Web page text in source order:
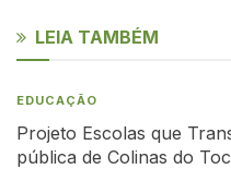
LEIA TAMBÉM
EDUCAÇÃO
Projeto Escolas que
pública de Colinas do